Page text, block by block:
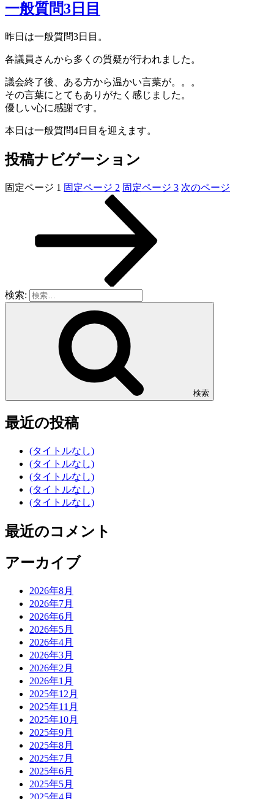
一般質問3日目
昨日は一般質問3日目。
各議員さんから多くの質疑が行われました。
議会終了後、ある方から温かい言葉が。。。
その言葉にとてもありがたく感じました。
優しい心に感謝です。
本日は一般質問4日目を迎えます。
投稿ナビゲーション
固定ページ 1 固定ページ 2 固定ページ 3 次のページ
検索:
検索
最近の投稿
(タイトルなし)
(タイトルなし)
(タイトルなし)
(タイトルなし)
(タイトルなし)
最近のコメント
アーカイブ
2026年8月
2026年7月
2026年6月
2026年5月
2026年4月
2026年3月
2026年2月
2026年1月
2025年12月
2025年11月
2025年10月
2025年9月
2025年8月
2025年7月
2025年6月
2025年5月